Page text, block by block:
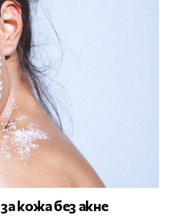
кожа без акне